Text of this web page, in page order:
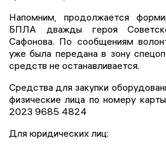
Напомним, продолжается
БПЛА дважды героя
Сафонова. По сообщениям
уже была передана в зону
средств не останавливается.
Средства для закупки
физические лица по номеру
2023 9685 4824
Для юридических лиц: